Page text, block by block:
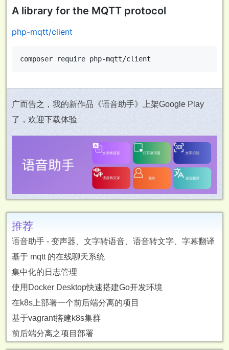
A library for the MQTT protocol
php-mqtt/client
广而告之，我的新作品《语音助手》上架Google Play
了，欢迎下载体验
推荐
语音助手 - 变声器、文字转语音、语音转文字、字幕翻译
基于 mqtt 的在线聊天系统
集中化的日志管理
使用Docker Desktop快速搭建Go开发环境
在k8s上部署一个前后端分离的项目
基于vagrant搭建k8s集群
前后端分离之项目部署